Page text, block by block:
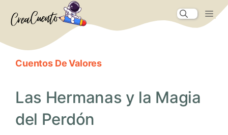
Cuentos De Valores
Las Hermanas y la Magia
del Perdón